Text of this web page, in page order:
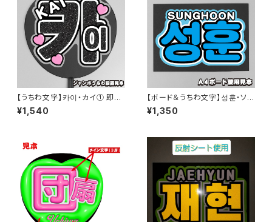
【うちわ文字】카이・カイ① 即納
【EXO】
¥1,540
【ボード＆うちわ文字】성훈・ソン
フン② 即納 【ENHYPEN】
¥1,350